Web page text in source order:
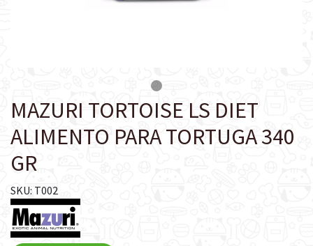
MAZURI TORTOISE LS DIET
ALIMENTO PARA TORTUGA 340
GR
SKU: T002